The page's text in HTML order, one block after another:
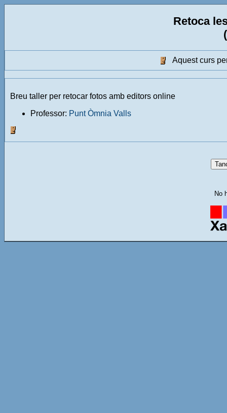
Retoca
Aquest curs
Breu taller per retocar fotos amb editors online
Professor: Punt Òmnia Valls
No